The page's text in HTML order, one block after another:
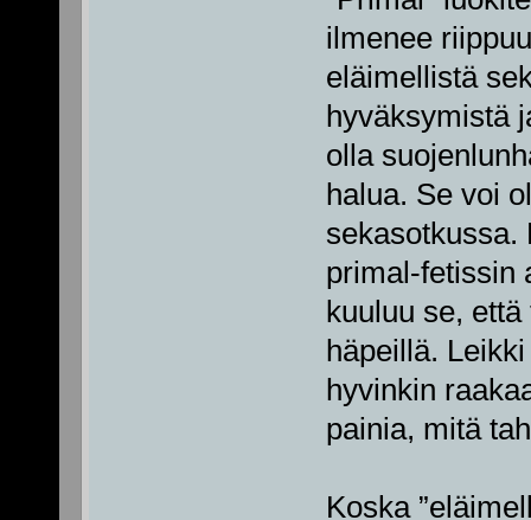
ilmenee
eläimellistä
hyväksymistä
olla
halua. Se voi
sekasotkussa.
primal-fetissin
kuuluu se,
häpeillä.
hyvinkin
painia, mitä
Koska